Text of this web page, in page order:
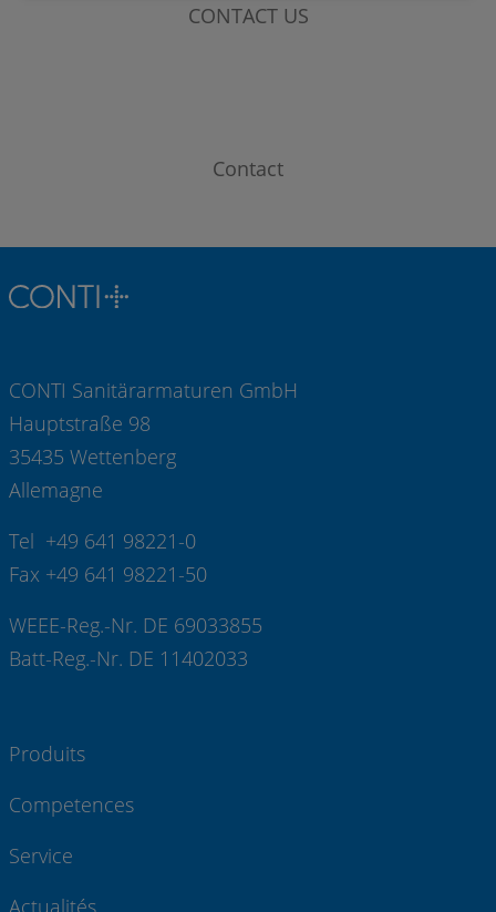
CONTACT US
Contact
CONTI Sanitärarmaturen GmbH
Hauptstraße 98
35435 Wettenberg
Allemagne
Tel +49 641 98221-0
Fax +49 641 98221-50
WEEE-Reg.-Nr. DE 69033855
Batt-Reg.-Nr. DE 11402033
Produits
Competences
Service
Actualités